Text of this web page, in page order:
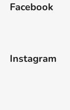
Facebook
Instagram